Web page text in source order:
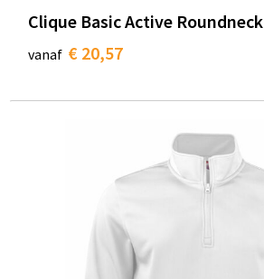
Clique Basic Active Roundneck
vanaf € 20,57